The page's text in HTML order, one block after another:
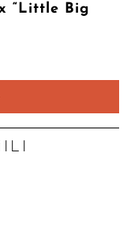
“Little Big